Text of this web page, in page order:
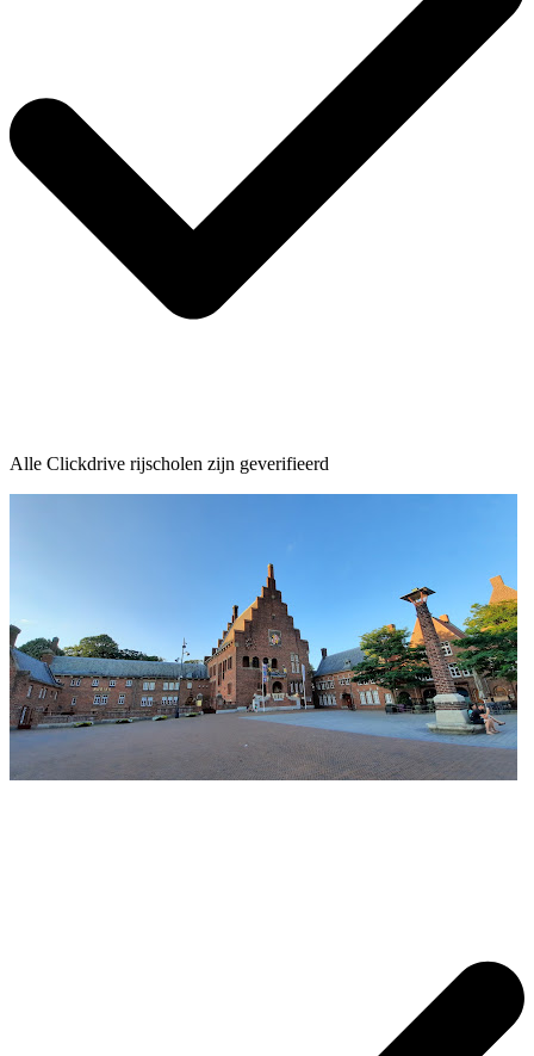
Alle Clickdrive rijscholen zijn geverifieerd